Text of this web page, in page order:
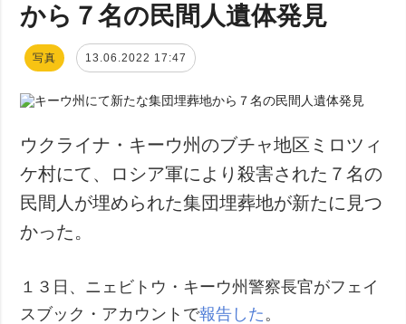
全てのトピック
被占領地
政治
防衛
社会・文化
スポーツ
犯罪
ウクルインフォ
ルム
コンタクト
追加 サービス
から７名の民間人遺体発見
写真 13.06.2022 17:47
ウクライナ・キーウ州のブチャ地区ミロツィ
ケ村にて、ロシア軍により殺害された７名の
民間人が埋められた集団埋葬地が新たに見つ
かった。
１３日、ニェビトウ・キーウ州警察長官がフェイ
スブック・アカウントで報告した 。